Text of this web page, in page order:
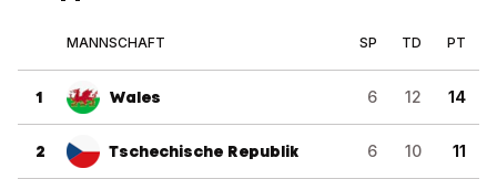
MANNSCHAFT SP TD PT
1 Wales 6 12 14
2 Tschechische Republik 6 10 11